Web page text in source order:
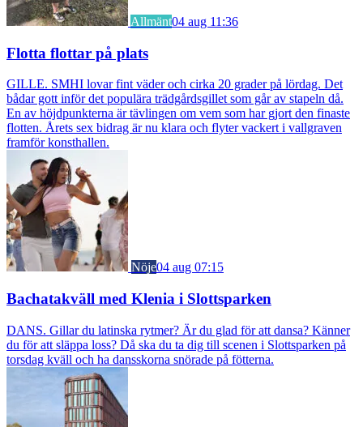
Allmänt04 aug 11:36
Flotta flottar på plats
GILLE. SMHI lovar fint väder och cirka 20 grader på lördag. Det
bådar gott inför det populära trädgårdsgillet som går av stapeln då.
En av höjdpunkterna är tävlingen om vem som har gjort den finaste
flotten. Årets sex bidrag är nu klara och flyter vackert i vallgraven
framför konsthallen.
Nöje04 aug 07:15
Bachatakväll med Klenia i Slottsparken
DANS. Gillar du latinska rytmer? Är du glad för att dansa? Känner
du för att släppa loss? Då ska du ta dig till scenen i Slottsparken på
torsdag kväll och ha dansskorna snörade på fötterna.